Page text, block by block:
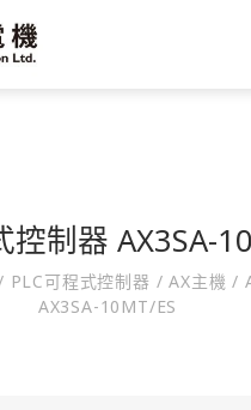
控制器 AX3SA-
PLC可程式控制器 / AX主機/
AX3SA-10MT/ES